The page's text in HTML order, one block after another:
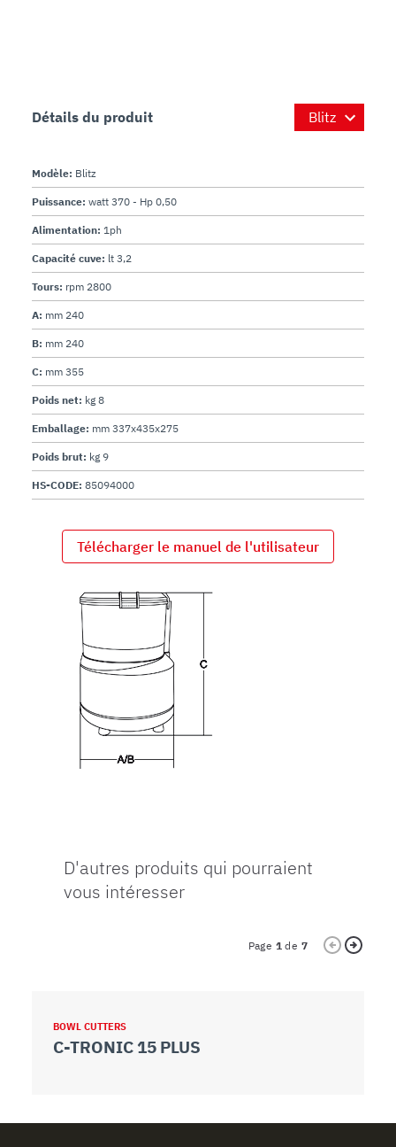
Détails du produit
Modèle: Blitz
Puissance: watt 370 - Hp 0,50
Alimentation: 1ph
Capacité cuve: lt 3,2
Tours: rpm 2800
A: mm 240
B: mm 240
C: mm 355
Poids net: kg 8
Emballage: mm 337x435x275
Poids brut: kg 9
HS-CODE: 85094000
Télécharger le manuel de l'utilisateur
D'autres produits qui pourraient
vous intéresser
Page 1 de 7
BOWL CUTTERS
C-TRONIC 15 PLUS